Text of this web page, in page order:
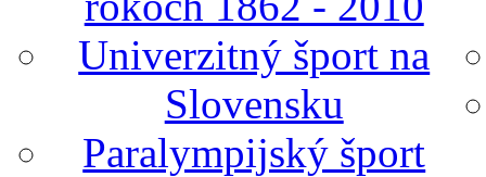
Univerzitný šport na
Slovensku
Paralympijský šport